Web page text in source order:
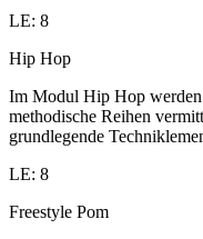
LE: 8
Hip Hop
Im Modul Hip Hop
methodische Reihen
grundlegende
LE: 8
Freestyle Pom